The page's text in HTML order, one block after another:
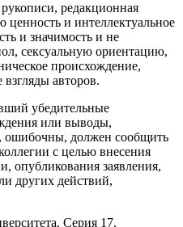
редакционная
ценность и интеллектуальное
и значимость и не
сексуальную ориентацию,
происхождение,
авторов.
убедительные
или выводы,
ошибочны, должен сообщить
с целью внесения
опубликования заявления,
других действий,
Серия 17.